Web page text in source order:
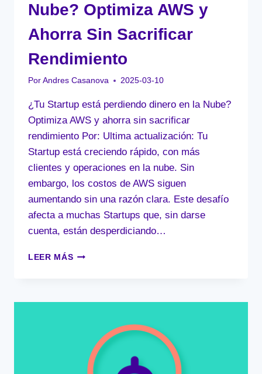
Nube? Optimiza AWS y
Ahorra Sin Sacrificar
Rendimiento
Por Andres Casanova 2025-03-10
¿Tu Startup está perdiendo dinero en la Nube?
Optimiza AWS y ahorra sin sacrificar
rendimiento Por: Ultima actualización: Tu
Startup está creciendo rápido, con más
clientes y operaciones en la nube. Sin
embargo, los costos de AWS siguen
aumentando sin una razón clara. Este desafío
afecta a muchas Startups que, sin darse
cuenta, están desperdiciando…
LEER MÁS¿TU
DINERO
NUBE?
OPTIMIZA
AWS